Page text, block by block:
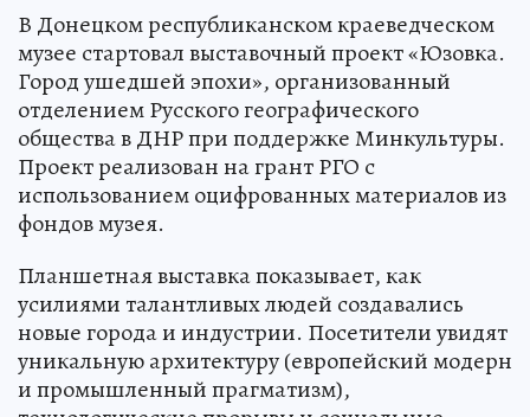
В Донецком республиканском краеведческом
музее стартовал выставочный проект «Юзовка.
Город ушедшей эпохи», организованный
отделением Русского географического
общества в ДНР при поддержке Минкультуры.
Проект реализован на грант РГО с
использованием оцифрованных материалов из
фондов музея.
Планшетная выставка показывает, как
усилиями талантливых людей создавались
новые города и индустрии. Посетители увидят
уникальную архитектуру (европейский модерн
и промышленный прагматизм),